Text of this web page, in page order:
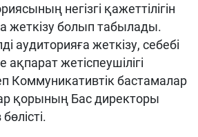
негізгі қажеттілігін
жеткізу болып табылады.
аудиторияға жеткізу, себебі
ақпарат жетіспеушілігі
Коммуникативтік бастамалар
қорының Бас директоры